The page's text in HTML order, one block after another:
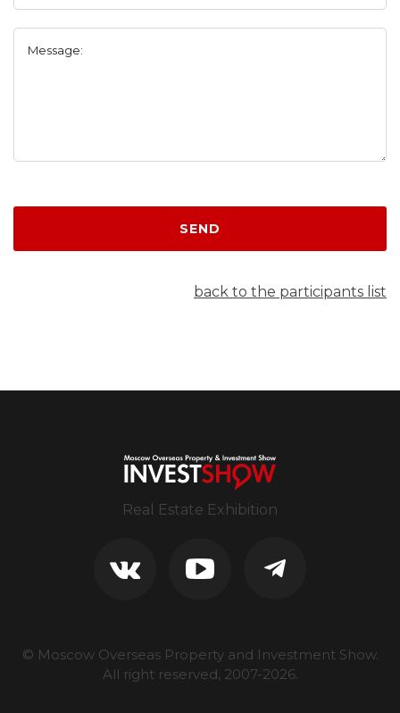
Message:
SEND
back to the participants list
Real Estate Exhibition
© Moscow Overseas Property and Investment Show.
All right reserved, 2007-2026.